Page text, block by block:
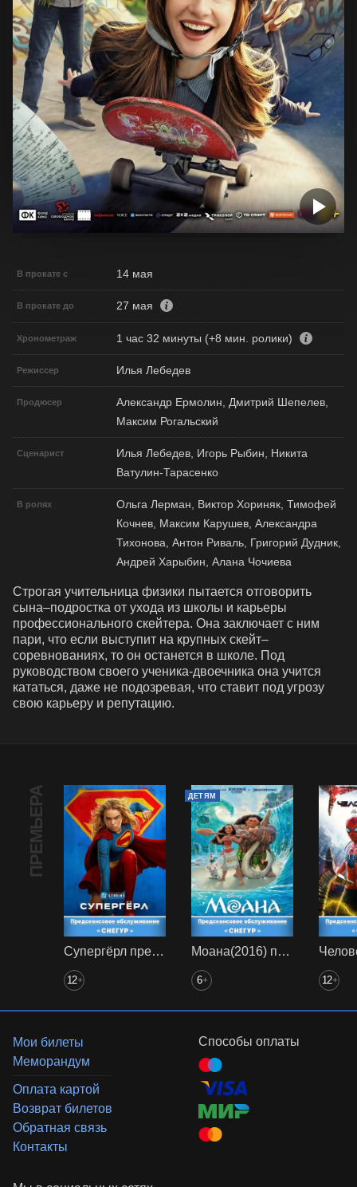
В прокате с 14 мая
В прокате до 27 мая
Хронометраж 1 час 32 минуты (+8 мин. ролики)
Режиссер Илья Лебедев
Продюсер
Александр Ермолин, Дмитрий Шепелев,
Максим Рогальский
Сценарист
Илья Лебедев, Игорь Рыбин, Никита
Ватулин-Тарасенко
В ролях
Ольга Лерман, Виктор Хориняк, Тимофей
Кочнев, Максим Карушев, Александра
Тихонова, Антон Риваль, Григорий Дудник,
Андрей Харыбин, Алана Чочиева
Строгая учительница физики пытается отговорить
сына–подростка от ухода из школы и карьеры
профессионального скейтера. Она заключает с ним
пари, что если выступит на крупных скейт–
соревнованиях, то он останется в школе. Под
руководством своего ученика-двоечника она учится
кататься, даже не подозревая, что ставит под угрозу
свою карьеру и репутацию.
ПРЕМЬЕРА
Супергёрл предс. обсл. Снегур
12+
ДЕТЯМ
Моана(2016) предс. обсл. Снегур
6+ 12+
Мои билеты
Меморандум
Оплата картой
Возврат билетов
Обратная связь
Контакты
Способы оплаты